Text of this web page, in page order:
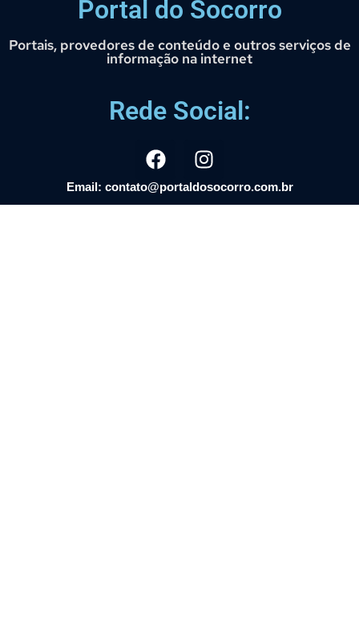
Portal do Socorro
Portais, provedores de conteúdo e outros serviços de
informação na internet
Rede Social:
Email: contato@portaldosocorro.com.br